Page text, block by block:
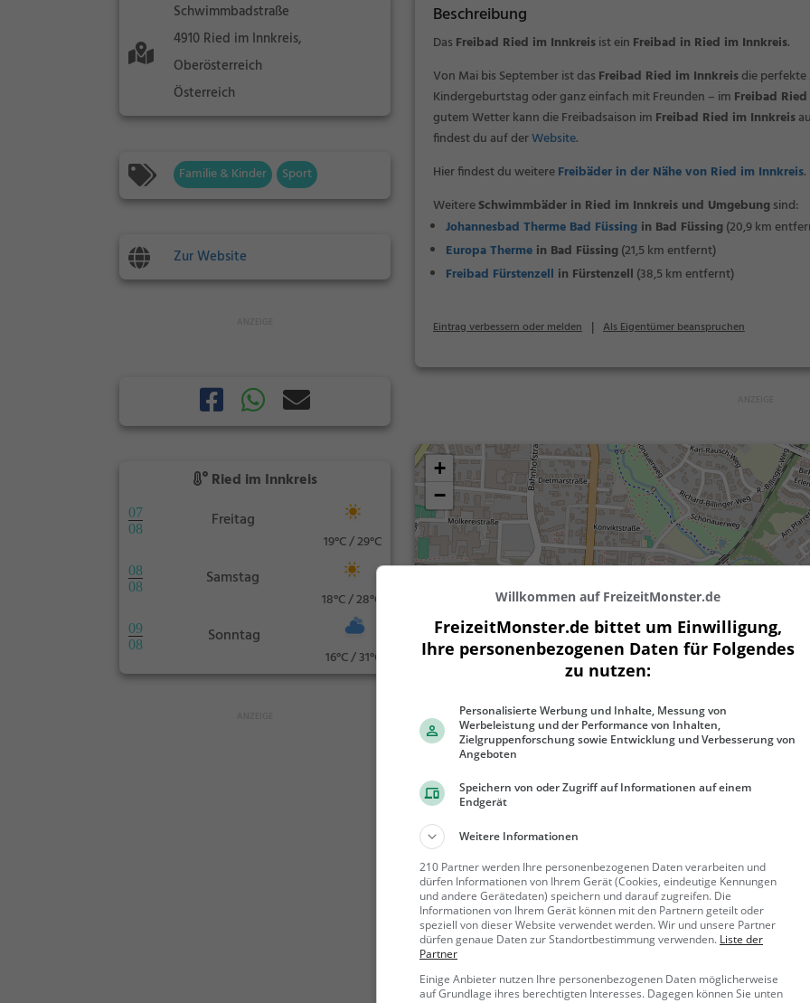
Schwimmbadstraße
4910 Ried im Innkreis,
Oberösterreich
Österreich
Familie & Kinder Sport
Zur Website
Ried im Innkreis
07
08
Freitag
19°C / 29°C
08
08
Samstag
18°C / 28°C
09
08
Sonntag
16°C / 31°C
Beschreibung
Das Freibad Ried im Innkreisist ein Freibad in Ried im Innkreis.
Von Mai bis September ist das Freibad Ried im Innkreisdie perfekte
Kindergeburtstag oder ganz einfach mit Freunden – im Freibad
gutem Wetter kann die Freibadsaison im Freibad Ried im Innkreis
findest du auf derWebsite.
Hier findest du weitereFreibäder in der Nähe von Ried im Innkreis.
WeitereSchwimmbäder in Ried im Innkreis und Umgebungsind:
Johannesbad Therme Bad Füssing in Bad Füssing(20,9 km
Europa Therme in Bad Füssing(21,5 km entfernt)
Freibad Fürstenzell in Fürstenzell (38,5 km entfernt)
Eintrag verbessern oder melden | Als Eigentümer beanspruchen
+
−
Ähnliche Aktivitäten wieFreibad Ried
Aussichtsturm in Haag am
Hausruck
Haag am
Hausruck, Ö
Aussicht
spunkt, Famil
Natur
Aussichtsturm in Ampflwang
Willkommen auf FreizeitMonster.de
FreizeitMonster.de bittet um Einwilligung,
Ihre personenbezogenen Daten für Folgendes
zu nutzen:
Personalisierte Werbung und Inhalte, Messung von
Werbeleistung und der Performance von Inhalten,
Zielgruppenforschung sowie Entwicklung und Verbesserung von
Angeboten
Speichern von oder Zugriff auf Informationen auf einem
Endgerät
Weitere Informationen
210 Partner werden Ihre personenbezogenen Daten verarbeiten und
dürfen Informationen von Ihrem Gerät (Cookies, eindeutige Kennungen
und andere Gerätedaten) speichern und darauf zugreifen. Die
Informationen von Ihrem Gerät können mit den Partnern geteilt oder
speziell von dieser Website verwendet werden. Wir und unsere Partner
dürfen genaue Daten zur Standortbestimmung verwenden. Liste der
Partner
Einige Anbieter nutzen Ihre personenbezogenen Daten möglicherweise
auf Grundlage ihres berechtigten Interesses. Dagegen können Sie unten